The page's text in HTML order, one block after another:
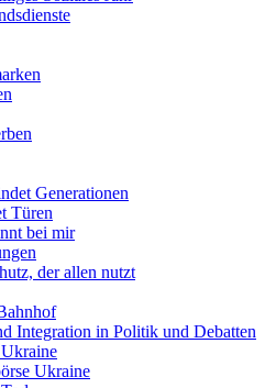
Generationen
Türen
bei mir
der allen nutzt
Integration in Politik und Debatten
Ukraine